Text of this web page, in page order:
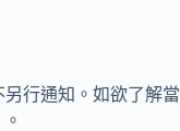
行通知。如欲了解當